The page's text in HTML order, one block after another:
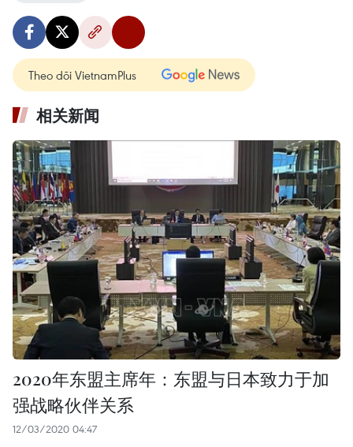
Theo dõi VietnamPlus
相关新闻
2020年东盟主席年：东盟与日本致力于加
强战略伙伴关系
12/03/2020 04:47